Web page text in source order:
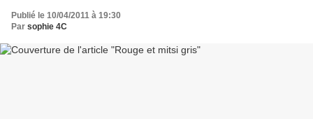
Publié le 10/04/2011 à 19:30
Par sophie 4C